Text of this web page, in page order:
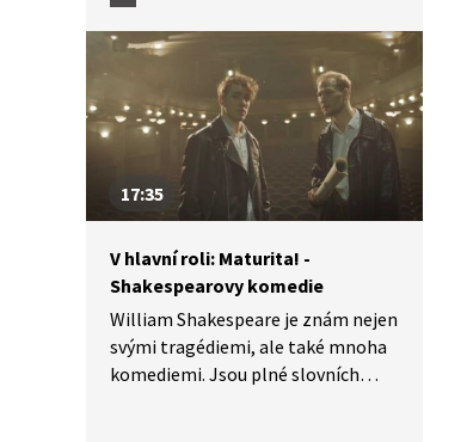
a sbírají různá ocenění, v Liberci
představili v české premiéře.
17:35
V hlavní roli: Maturita! -
Shakespearovy komedie
William Shakespeare je znám nejen
svými tragédiemi, ale také mnoha
komediemi. Jsou plné slovních